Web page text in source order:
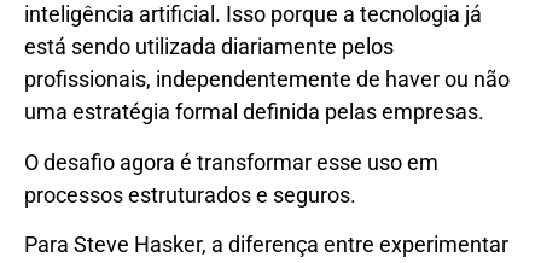
inteligência artificial. Isso porque a tecnologia já
está sendo utilizada diariamente pelos
profissionais, independentemente de haver ou não
uma estratégia formal definida pelas empresas.
O desafio agora é transformar esse uso em
processos estruturados e seguros.
Para Steve Hasker, a diferença entre experimentar